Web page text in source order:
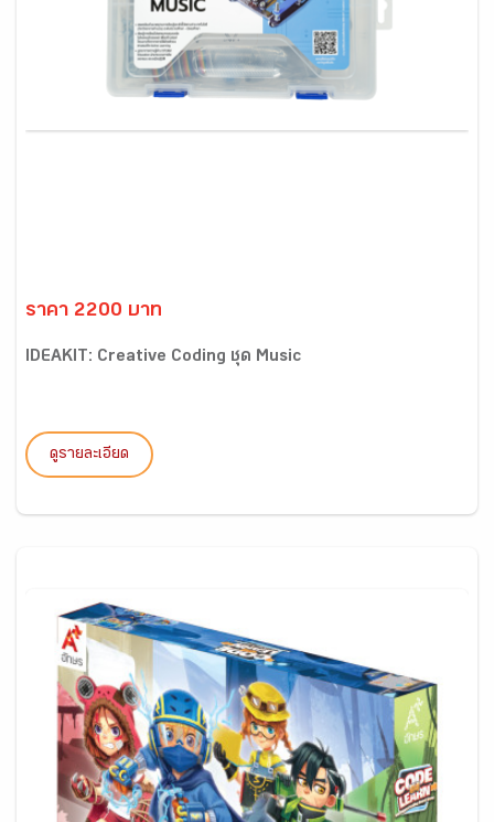
ราคา 2200 บาท
IDEAKIT: Creative Coding ชุด Music
ดูรายละเอียด